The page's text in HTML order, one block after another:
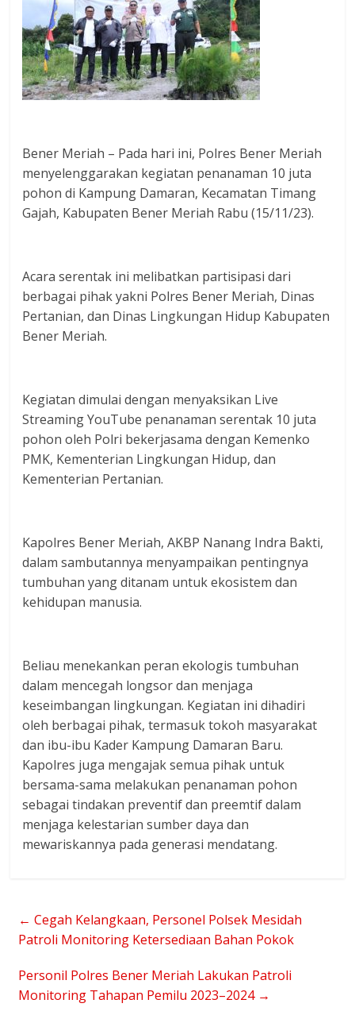
Bener Meriah – Pada hari ini, Polres Bener Meriah
menyelenggarakan kegiatan penanaman 10 juta
pohon di Kampung Damaran, Kecamatan Timang
Gajah, Kabupaten Bener Meriah Rabu (15/11/23).
Acara serentak ini melibatkan partisipasi dari
berbagai pihak yakni Polres Bener Meriah, Dinas
Pertanian, dan Dinas Lingkungan Hidup Kabupaten
Bener Meriah.
Kegiatan dimulai dengan menyaksikan Live
Streaming YouTube penanaman serentak 10 juta
pohon oleh Polri bekerjasama dengan Kemenko
PMK, Kementerian Lingkungan Hidup, dan
Kementerian Pertanian.
Kapolres Bener Meriah, AKBP Nanang Indra Bakti,
dalam sambutannya menyampaikan pentingnya
tumbuhan yang ditanam untuk ekosistem dan
kehidupan manusia.
Beliau menekankan peran ekologis tumbuhan
dalam mencegah longsor dan menjaga
keseimbangan lingkungan. Kegiatan ini dihadiri
oleh berbagai pihak, termasuk tokoh masyarakat
dan ibu-ibu Kader Kampung Damaran Baru.
Kapolres juga mengajak semua pihak untuk
bersama-sama melakukan penanaman pohon
sebagai tindakan preventif dan preemtif dalam
menjaga kelestarian sumber daya dan
mewariskannya pada generasi mendatang.
← Cegah Kelangkaan, Personel Polsek Mesidah
Patroli Monitoring Ketersediaan Bahan Pokok
Personil Polres Bener Meriah Lakukan Patroli
Monitoring Tahapan Pemilu 2023–2024 →